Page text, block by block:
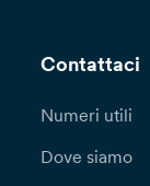
Contattaci
Numeri utili
Dove siamo